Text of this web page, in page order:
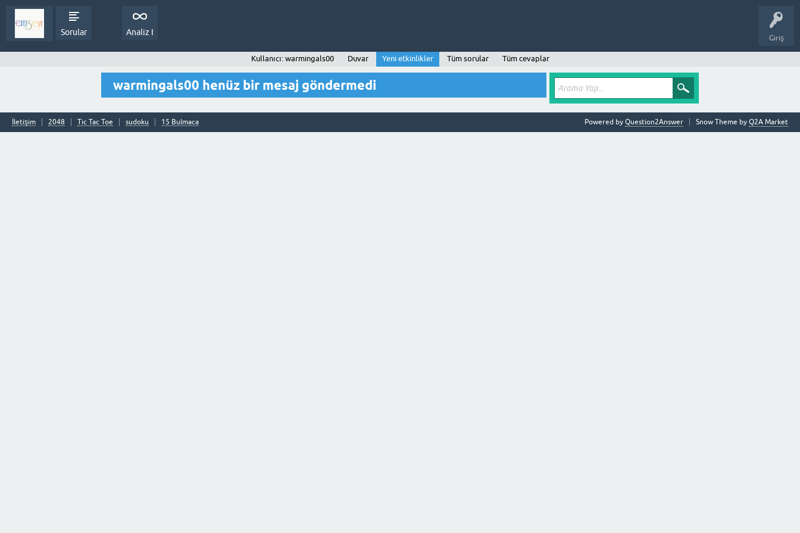
Giriş
Sorular Analiz I
Kullanıcı: warmingals00 Duvar Yeni etkinlikler Tüm sorular Tüm cevaplar
warmingals00 henüz bir mesaj göndermedi
İletişim 2048 Tic Tac Toe sudoku 15 Bulmaca Snow Theme by Q2A Market
Powered by Question2Answer